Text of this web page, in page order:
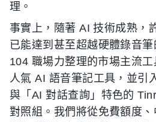
理。
事實上，隨著 AI 技術成熟，
已能達到甚至超越硬體錄音
104 職場力整理的市場主流
人氣 AI 語音筆記工具，並引
與「AI 對話查詢」特色的
對照組。我們將從免費額度